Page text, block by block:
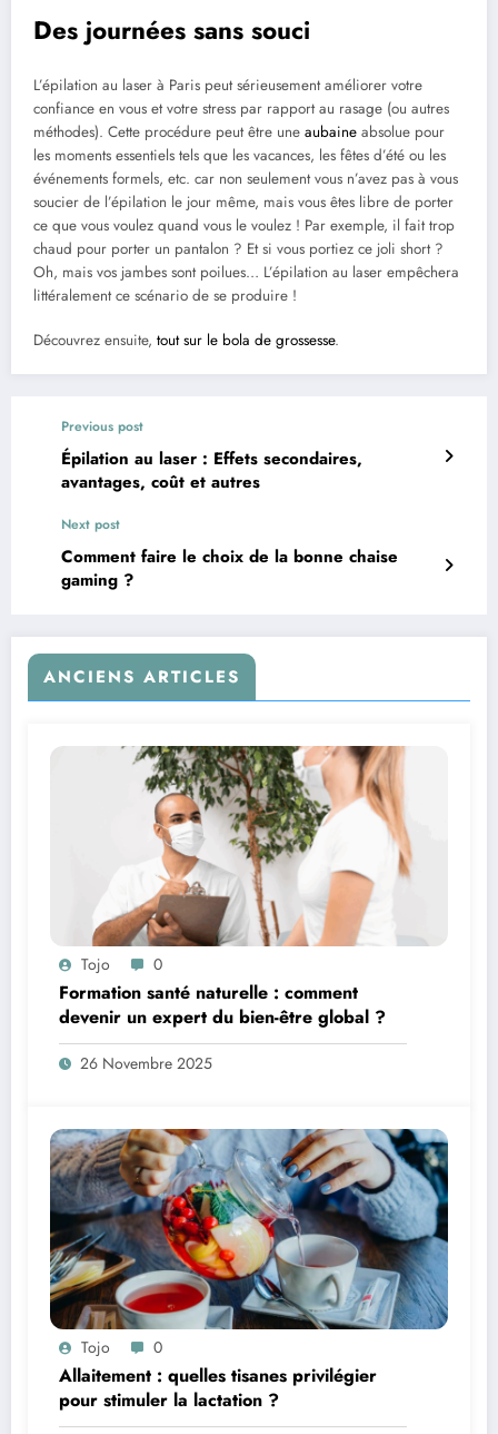
Des journées sans souci
L’épilation au laser à Paris peut sérieusement améliorer votre
confiance en vous et votre stress par rapport au rasage (ou autres
méthodes). Cette procédure peut être une aubaine absolue pour
les moments essentiels tels que les vacances, les fêtes d’été ou les
événements formels, etc. car non seulement vous n’avez pas à vous
soucier de l’épilation le jour même, mais vous êtes libre de porter
ce que vous voulez quand vous le voulez ! Par exemple, il fait trop
chaud pour porter un pantalon ? Et si vous portiez ce joli short ?
Oh, mais vos jambes sont poilues… L’épilation au laser empêchera
littéralement ce scénario de se produire !
Découvrez ensuite, tout sur le bola de grossesse.
Previous post
Épilation au laser : Effets secondaires,
avantages, coût et autres
Next post
Comment faire le choix de la bonne chaise
gaming ?
ANCIENS ARTICLES
Tojo 0
Formation santé naturelle : comment
devenir un expert du bien-être global ?
26 Novembre 2025
Tojo 0
Allaitement : quelles tisanes privilégier
pour stimuler la lactation ?